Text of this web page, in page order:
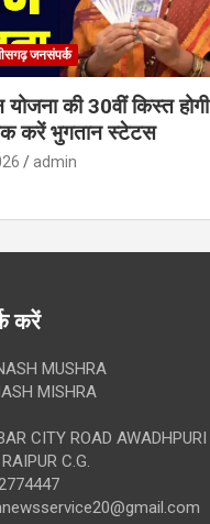
जनसंपर्क
योजना की 30वीं किस्त होगी
करें भुगतान स्टेटस
admin
करें
MUSHRA
MISHRA
CITY ROAD AWADHPURI
C.G.